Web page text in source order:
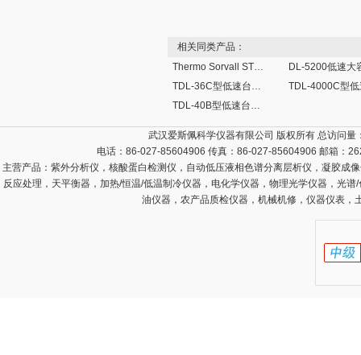
相关同类产品：
Thermo Sorvall ST 40大容量离心机
TDL-36C型低速台式超大容量离心机
TDL-40B型低速台式大容量离心机
武汉爱斯佩科学仪器有限公司 版权所有 总访问量
电话：86-027-85604906 传真：86-027-85604906 邮箱：
主营产品： 紫外分析仪，核酸蛋白检测仪，自动低压液相色谱分离层析仪，凝胶成
反应处理，天平衡器，加热/恒温/低温制冷仪器，电化学仪器，物理光学仪器，光
油仪器，农产品质检仪器，机械机修，仪器仪表，